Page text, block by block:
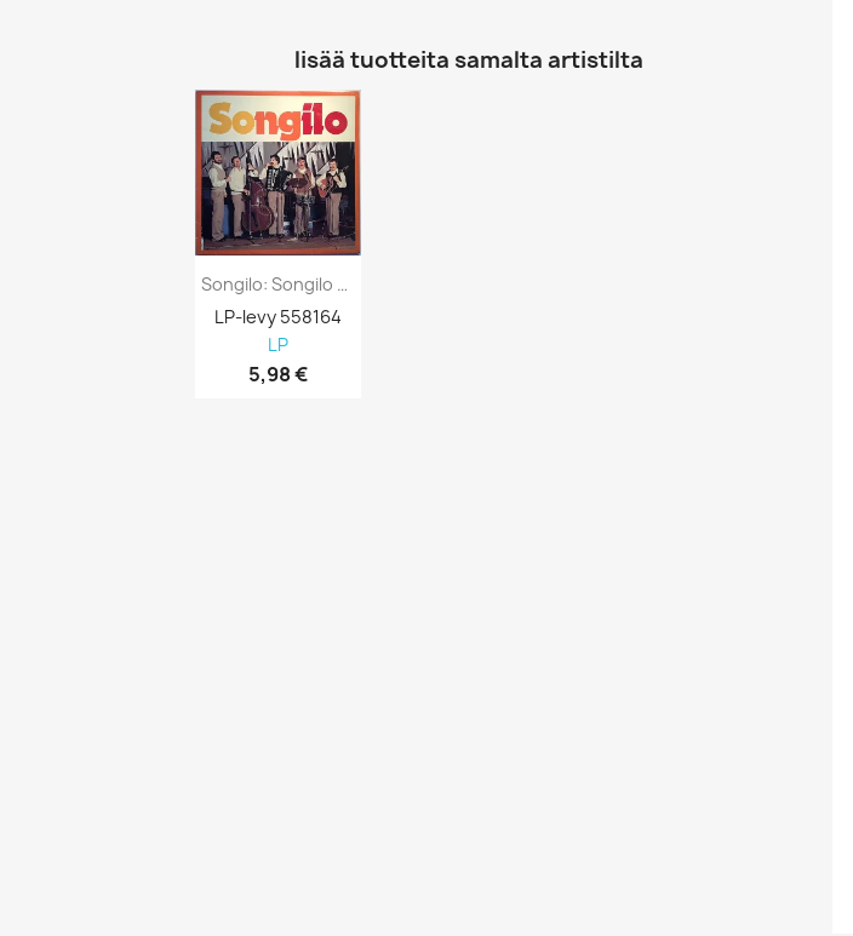
lisää tuotteita samalta artistilta
Songilo: Songilo Kansi EX- Levy EX...
LP-levy 558164
LP
5,98 €